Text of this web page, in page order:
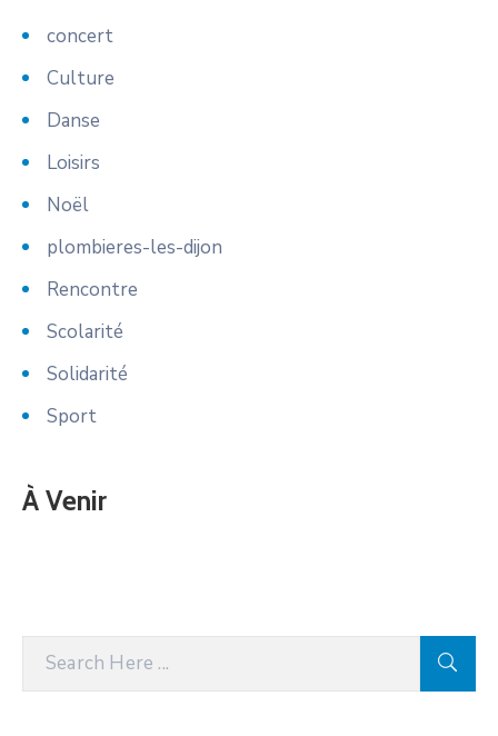
concert
Culture
Danse
Loisirs
Noël
plombieres-les-dijon
Rencontre
Scolarité
Solidarité
Sport
À Venir